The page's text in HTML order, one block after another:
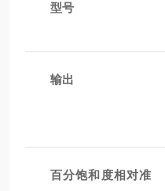
型号
输出
百分饱和度相对准